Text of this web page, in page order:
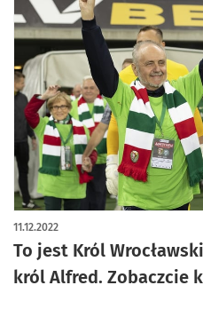
To jest Król
król Alfred. Zobaczcie
11.12.2022